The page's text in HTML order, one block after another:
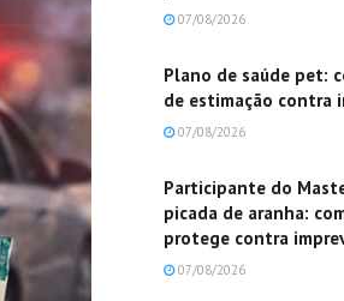
07/08/2026
Plano de saúde pet:
de estimação contra
07/08/2026
Participante do
picada de aranha:
protege contra
07/08/2026